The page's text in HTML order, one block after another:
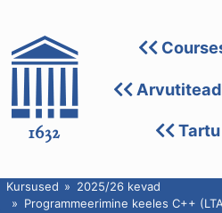
Kursused
2025/26 kevad
Programmeerimine keeles C++